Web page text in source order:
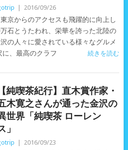
2016/09/26
京からのアクセスも飛躍的に向上し
石とうたわれ、栄華を誇った北陸の
の人々に愛されている様々なグルメ
、最高のクラフ
続きを読む
【純喫茶紀行】直木賞作家・
木寛之さんが通った金沢の
世界「純喫茶 ローレン
」
2016/09/23